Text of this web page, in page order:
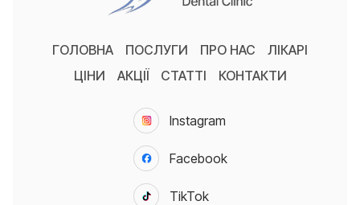
ГОЛОВНА ПОСЛУГИ ПРО НАС
ЛІКАРІ
ЦІНИ
АКЦІЇ СТАТТІ КОНТАКТИ
Instagram
Facebook
TikTok